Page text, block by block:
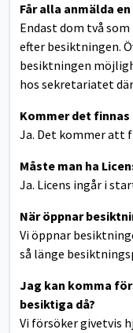
Får alla anmälda
Endast dom två
efter besiktningen.
besiktningen
hos sekretariatet
Kommer det
Ja. Det kommer att
Måste man ha
Ja. Licens ingår i
När öppnar
Vi öppnar
så länge
Jag kan komma
besiktiga då?
Vi försöker givetvis